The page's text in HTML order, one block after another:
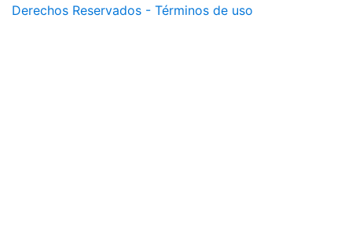
Derechos Reservados - Términos de uso